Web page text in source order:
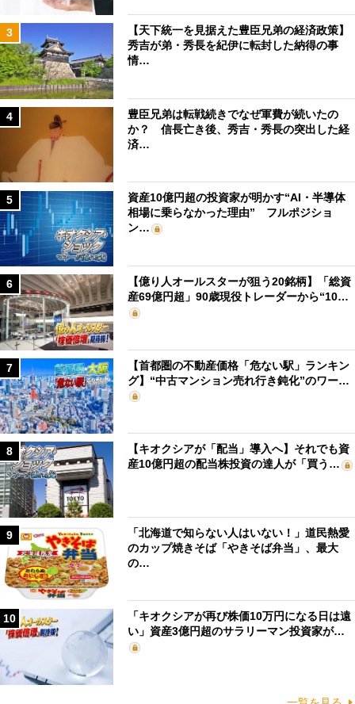
3
【天下統一を見据えた豊臣兄弟の経済政策】
秀吉が弟・秀長を紀伊に転封した納得の事
情…
4
豊臣兄弟は転戦続きでなぜ軍費が続いたの
か？ 信長亡き後、秀吉・秀長の突出した経
済…
5
資産10億円超の投資家が明かす“AI・半導体
相場に乗らなかった理由” フルポジショ
ン…
6
【億り人オールスターが狙う20銘柄】「総資
産69億円超」90歳現役トレーダーから“10…
7
【首都圏の不動産価格「危ない駅」ランキン
グ】“中古マンション売れ行き鈍化”のワー…
8
【キオクシアが「配当」導入へ】それでも資
産10億円超の配当株投資の達人が「買う…
9
「北海道で知らない人はいない！」道民熱愛
のカップ焼きそば「やきそば弁当」、最大
の…
10
「キオクシアが再び株価10万円になる日は遠
い」資産3億円超のサラリーマン投資家が…